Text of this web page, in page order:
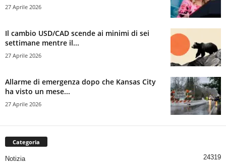
27 Aprile 2026
Il cambio USD/CAD scende ai minimi di sei
settimane mentre il...
27 Aprile 2026
Allarme di emergenza dopo che Kansas City
ha visto un mese...
27 Aprile 2026
Categoria
Notizia 24319